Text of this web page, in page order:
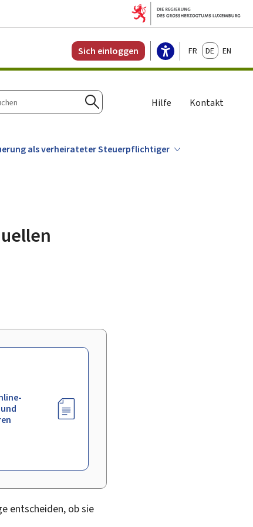
Sich einloggen FrançaisDeutschEnglish
Suchen
Hilfe Kontakt
als verheirateter Steuerpflichtiger
entscheiden, ob sie